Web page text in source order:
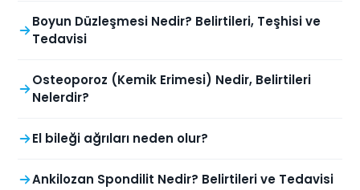
Boyun Düzleşmesi Nedir? Belirtileri, Teşhisi ve
Tedavisi
Osteoporoz (Kemik Erimesi) Nedir, Belirtileri
Nelerdir?
El bileği ağrıları neden olur?
Ankilozan Spondilit Nedir? Belirtileri ve Tedavisi